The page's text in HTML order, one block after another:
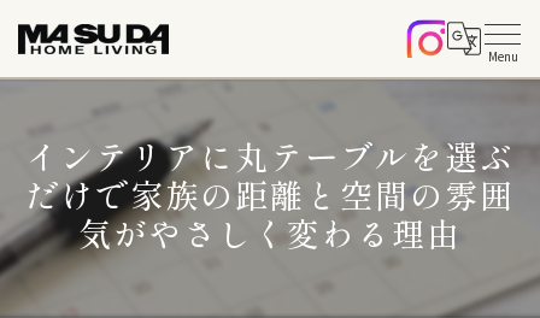
インテリアに丸テーブルを選ぶ
だけで家族の距離と空間の雰囲
気がやさしく変わる理由